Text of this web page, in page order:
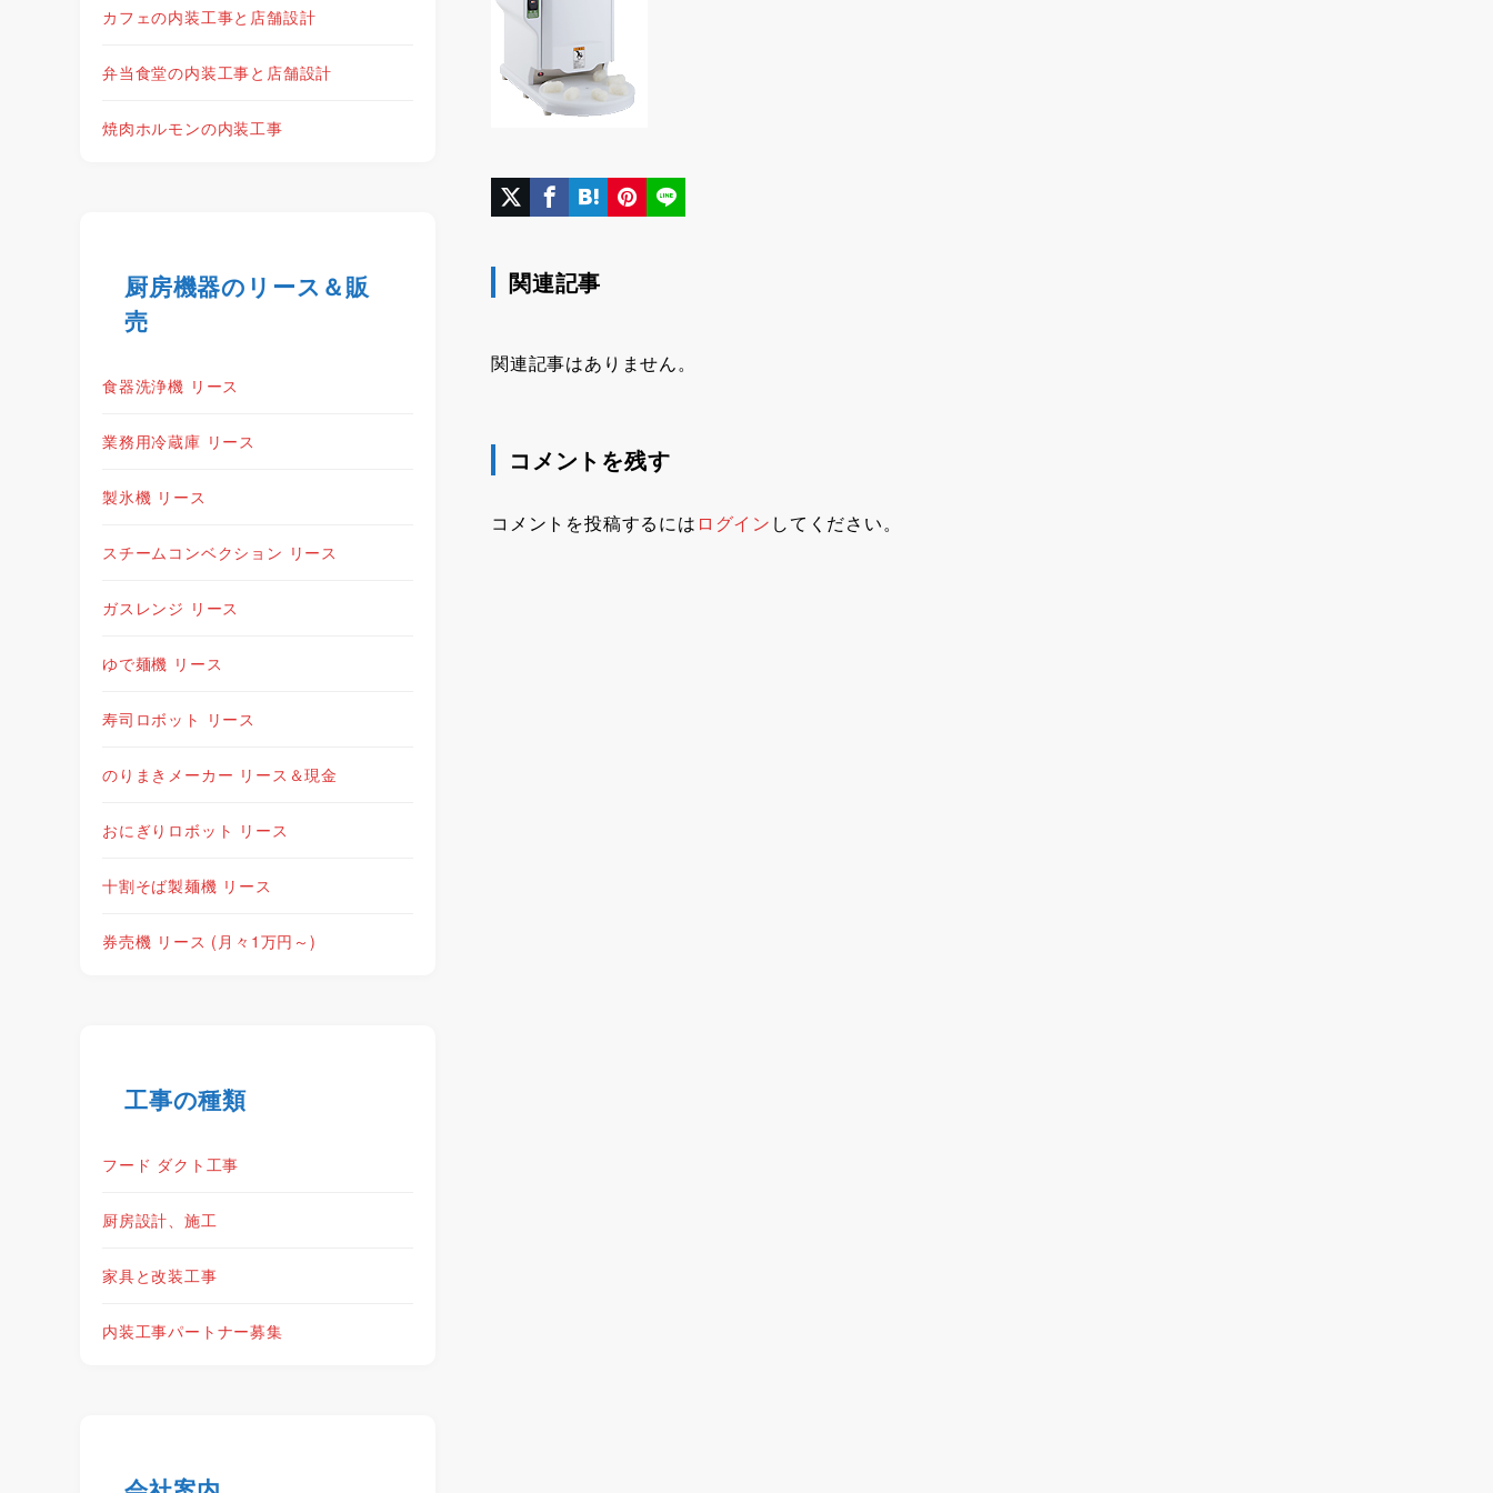
関連記事
関連記事はありません。
コメントを残す
コメントを投稿するには ログイン してください。
カフェの内装工事と店舗設計
弁当食堂の内装工事と店舗設計
焼肉ホルモンの内装工事
厨房機器のリース＆販
売
食器洗浄機 リース
業務用冷蔵庫 リース
製氷機 リース
スチームコンベクション リース
ガスレンジ リース
ゆで麺機 リース
寿司ロボット リース
のりまきメーカー リース＆現金
おにぎりロボット リース
十割そば製麺機 リース
券売機 リース (月々1万円～)
工事の種類
フード ダクト工事
厨房設計、施工
家具と改装工事
内装工事パートナー募集